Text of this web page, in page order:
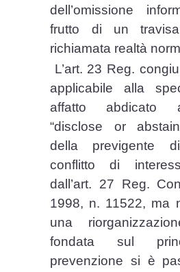
dell’omissione
frutto di un
richiamata realtà
L’art. 23 Reg.
applicabile alla
affatto abdicato
“disclose or
della previgente
conflitto di
dall’art. 27 Reg.
1998, n. 11522, ma
una
fondata sul
prevenzione si è